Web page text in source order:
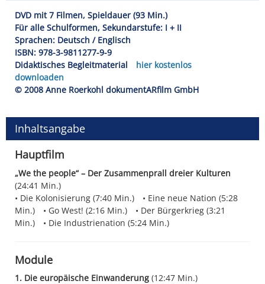
DVD mit 7 Filmen, Spieldauer (93 Min.)
Für alle Schulformen, Sekundarstufe: I + II
Sprachen: Deutsch / Englisch
ISBN: 978-3-9811277-9-9
Didaktisches Begleitmaterial
hier kostenlos
downloaden
© 2008 Anne Roerkohl dokumentARfilm GmbH
Inhaltsangabe
Hauptfilm
„We the people“ – Der Zusammenprall dreier Kulturen
(24:41 Min.)
Die Kolonisierung (7:40 Min.)
Eine neue Nation (5:28
Min.)
Go West! (2:16 Min.)
Der Bürgerkrieg (3:21
Min.)
Die Industrienation (5:24 Min.)
Module
1. Die europäische Einwanderung (12:47 Min.)